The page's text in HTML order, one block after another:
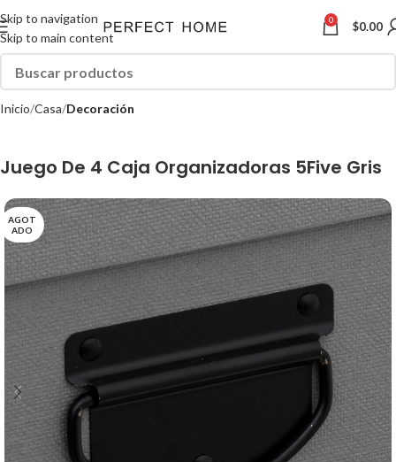
Skip to navigation
Skip to main content
0 $0.00
Inicio Casa Decoración
Juego De 4 Caja Organizadoras 5Five Gris
AGOT
ADO